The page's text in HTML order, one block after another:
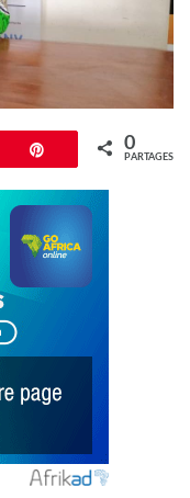
Épingle 0
PARTAGES